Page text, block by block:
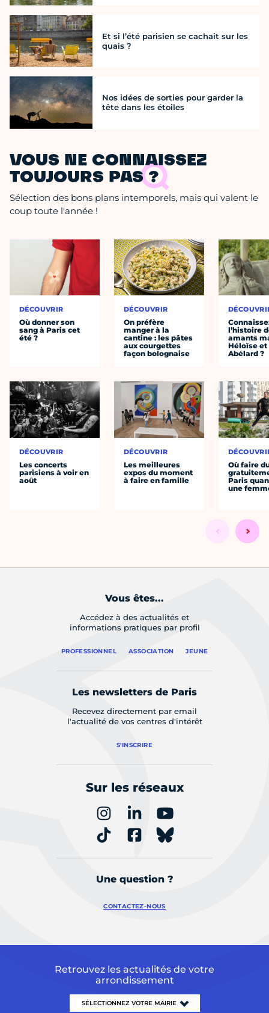
Et si l’été parisien se cachait sur les
quais ?
Nos idées de sorties pour garder la
tête dans les étoiles
VOUS NE CONNAISSEZ
TOUJOURS PAS ?
Sélection des bons plans intemporels, mais qui valent le
coup toute l'année !
DÉCOUVRIR
Où donner son
sang à Paris cet
été ?
DÉCOUVRIR
Les concerts
parisiens à voir en
août
DÉCOUVRIR
On préfère
manger à la
cantine : les pâtes
aux courgettes
façon bolognaise
DÉCOUVRIR
Les meilleures
expos du moment
à faire en famille
l’histoire
amants
Héloïse et
Abélard ?
Où faire
Paris
une
Vous êtes...
Accédez à des actualités et
informations pratiques par profil
PROFESSIONNEL ASSOCIATION JEUNE
Les newsletters de Paris
Recevez directement par email
l'actualité de vos centres d'intérêt
S'INSCRIRE
Sur les réseaux
Une question ?
CONTACTEZ-NOUS
Retrouvez les actualités de votre
arrondissement